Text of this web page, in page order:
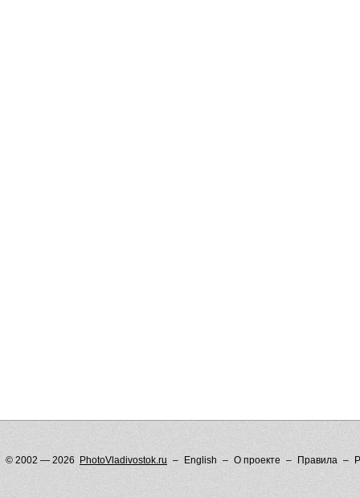
© 2002 — 2026 PhotoVladivostok.ru English О проекте Правила